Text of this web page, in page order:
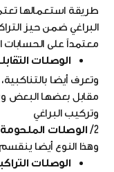
طريقة استعمالها
البراغي ضمن حيز
معتمداً على
الوصلات
وتعرف أيضا
مقابل بعضها البعض
وتركيب البراغي
2/ الوصلات
وهذا النوع أيضا
الوصلات